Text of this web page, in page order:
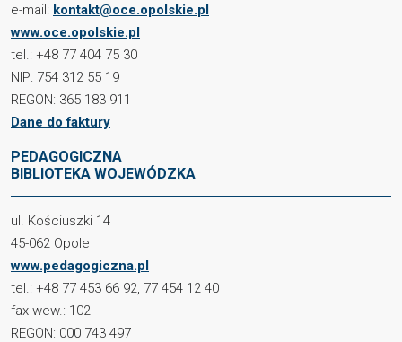
e-mail: kontakt@oce.opolskie.pl
www.oce.opolskie.pl
tel.: +48 77 404 75 30
NIP: 754 312 55 19
REGON: 365 183 911
Dane do faktury
PEDAGOGICZNA
BIBLIOTEKA WOJEWÓDZKA
ul. Kościuszki 14
45-062 Opole
www.pedagogiczna.pl
tel.: +48 77 453 66 92, 77 454 12 40
fax wew.: 102
REGON: 000 743 497